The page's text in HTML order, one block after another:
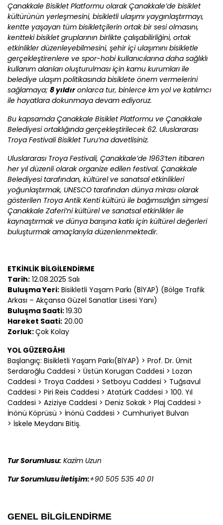
Çanakkale Bisiklet Platformu olarakÇanakkale’de bisiklet
kültürünün yerleşmesini, bisikletli ulaşımı yaygınlaştırmayı,
kentte yaşayan tüm bisikletçilerin ortak bir sesi olmasını,
kentteki bisiklet gruplarının birlikte çalışabilirliğini, ortak
etkinlikler düzenleyebilmesini, şehir içi ulaşımını bisikletle
gerçekleştirenlere ve spor-hobi kullanıcılarına daha sağlıklı
kullanım alanları oluşturulması için kamu kurumları ile
belediye ulaşım politikasında bisiklete önem vermelerini
sağlamaya; 8 yıldıronlarca tur, binlerce km yol ve katılımcı
ile hayatlara dokunmaya devam ediyoruz.
Bu kapsamda Çanakkale Bisiklet Platformu ve Çanakkale
Belediyesi ortaklığında gerçekleştirilecek 62. Uluslararası
Troya Festivali Bisiklet Turu’na davetlisiniz.
Uluslararası Troya Festivali, Çanakkale’de 1963’ten itibaren
her yıl düzenli olarak organize edilen festival. Çanakkale
Belediyesi tarafından, kültürel ve sanatsal etkinlikleri
yoğunlaştırmak, UNESCO tarafından dünya mirası olarak
gösterilen Troya Antik Kenti kültürü ile bağımsızlığın simgesi
Çanakkale Zaferi’ni kültürel ve sanatsal etkinlikler ile
kaynaştırmak ve dünya barışına katkı için kültürel değerleri
buluşturmak amaçlarıyla düzenlenmektedir.
ETKİNLİK BİLGİLENDİRME
Tarih: 12.08.2025 Salı
Buluşma Yeri: Bisikletli Yaşam Parkı (BİYAP) (Bölge Trafik
Arkası – Akçansa Güzel Sanatlar Lisesi Yanı)
Buluşma Saati:19.30
Hareket Saati: 20.00
Zorluk:Çok Kolay
YOL GÜZERGÂHI
Başlangıç: Bisikletli Yaşam Parkı(BİYAP) > Prof. Dr. Ümit
Serdaroğlu Caddesi > Üstün Korugan Caddesi > Lozan
Caddesi > Troya Caddesi > Setboyu Caddesi > Tuğsavul
Caddesi > Piri Reis Caddesi > Atatürk Caddesi > 100. Yıl
Caddesi > Aziziye Caddesi > Deniz Sokak > Plaj Caddesi >
İnönü Köprüsü > İnönü Caddesi > Cumhuriyet Bulvarı
> İskele Meydanı Bitiş.
Tur Sorumlusu: Kazim Uzun
Tur Sorumlusu İletişim:+90 505 535 40 01
GENEL BİLGİLENDİRME